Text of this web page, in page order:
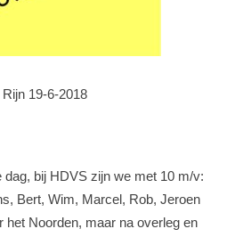
Rijn 19-6-2018
dag, bij HDVS zijn we met 10 m/v:
Bert, Wim, Marcel, Rob, Jeroen
het Noorden, maar na overleg en